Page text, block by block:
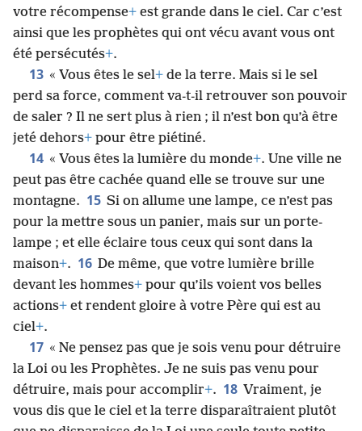
votre récompense+ est grande dans le ciel. Car c’est
ainsi que les prophètes qui ont vécu avant vous ont
été persécutés+.
13 « Vous êtes le sel+ de la terre. Mais si le sel
perd sa force, comment va-t-il retrouver son pouvoir
de saler ? Il ne sert plus à rien ; il n’est bon qu’à être
jeté dehors+ pour être piétiné.
14 « Vous êtes la lumière du monde+. Une ville ne
peut pas être cachée quand elle se trouve sur une
montagne. 15 Si on allume une lampe, ce n’est pas
pour la mettre sous un panier, mais sur un porte-
lampe ; et elle éclaire tous ceux qui sont dans la
maison+. 16 De même, que votre lumière brille
devant les hommes+ pour qu’ils voient vos belles
actions+ et rendent gloire à votre Père qui est au
ciel+.
17 « Ne pensez pas que je sois venu pour détruire
la Loi ou les Prophètes. Je ne suis pas venu pour
détruire, mais pour accomplir+. 18 Vraiment, je
vous dis que le ciel et la terre disparaîtraient plutôt